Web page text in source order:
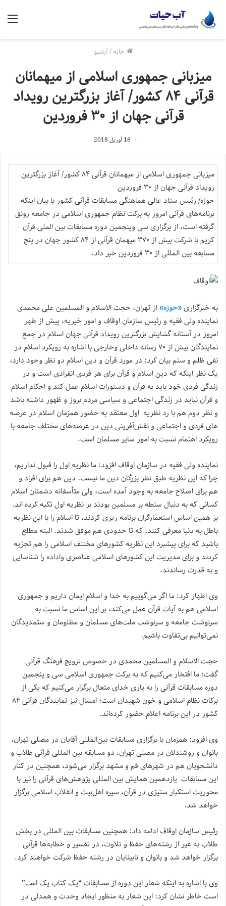
خانه/آرشیو
میزبانی جمهوری اسلامی از میهمانان
قرآنی ۸۴ کشور/ آغاز بزرگترین رویداد
قرآنی جهان از ۳۰ فروردین
18 آوریل 2018
میزبانی جمهوری اسلامی از میهمانان قرآنی ۸۴ کشور/ آغاز بزرگترین
رویداد قرآنی جهان از ۳۰ فروردین
حوزه/ رئیس ستاد عالی هماهنگی مسابقات قرآنی کشور با بیان اینکه
برنامه‌های قرآنی امروز به برکت نظام جمهوری اسلامی در جامعه رونق
گرفته است، از برگزاری سی وپنجمین دوره مسابقات بین الملی قرآن
کریم با شرکت بیش از ۳۷۰ میهمان قرآنی از ۸۴ کشور جهان در پنج
مسابقه بین المللی از ۳۰ فروردین خبر داد.
به خبرگزاری«حوزه» از تهران، حجت الاسلام‌ و المسلمین علی محمدی
نماینده ولی فقیه و رئیس سازمان اوقاف و امور خیریه، پیش از ظهر
امروز در آستانه گشایش بزرگترین رویداد قرآنی جهان اسلام در جمع
نمایندگان بیش از ۷۰ رسانه داخلی وخارجی با اشاره به رویکرد اسلام در
نفی ظلم و ستم بیان کرد: در مورد قرآن و دین اسلام دو نظر وجود دارد،
یک نظر اینکه که دین اسلام و قرآن برای هر فردی انفرادی است و در
زندگی فردی خود باید به قرآن و دستورات اسلام عمل کند و احکام اسلام
و قرآن نباید در زندگی اجتماعی و سیاسی مردم بروز و ظهور داشته باشد
و نظر دوم هم با رد نظریه اول معتقد به حضور همزمان اسلام در عرصه
های فردی و اجتماعی و نقش‌آفرینی دین در عرصه‌های مختلف جامعه با
رویکرد اهتمام نسبت به امور سایر مسلمان است.
نماینده ولی فقیه در سازمان اوقاف افزود: ما نظریه اول را قبول نداریم،
چرا که این نظریه طبق نظر بزرگان دین ما نیست. دین هم برای افراد و
هم برای اصلاح جامعه به وجود آمده است، ولی متأسفانه دشمنان اسلام
کسانی که به دنبال سلطه بر مسلمین بودند بر نظریه اول تکیه کرده اند.
بر همین اساس استعمارگران برنامه ریزی کردند، تا اسلام را با این نظریه
باطل به دنیا معرفی کنند، که تا حدودی هم موفق شدند‌. البته مطلع
باشید که برای پیشبرد این نظریه کشورهای مختلف اسلامی را هم تجزیه
کردند و برای مدیریت این کشورهای اسلامی عناصری وا‌داده را شناسایی
و به قدرت رساندند.
وی اظهار کرد: ما اگر می‌گوییم به خدا و اسلام ایمان داریم و جمهوری
اسلامی هم به آیات قرآن عمل می‌کند، بر این اساس ما نسبت به
سرنوشت جامعه و سرنوشت ملت‌های مسلمان و مظلومان و ستمدیدگان
نمی‌توانیم بی‌تفاوت باشیم.
حجت الاسلام و المسلمین محمدی در خصوص ترویج فرهنگ قرآنی
گفت: ما افتخار می‌کنیم که به برکت جمهوری اسلامی سی و پنجمین
دوره مسابقات قرآنی را به یاری خدای متعال برگزار می‌کنیم که یکی از
برکات نظام اسلامی و خون شهیدان است؛ امسال نیز نمایندگان قرآنی ۸۴
کشور در این برنامه اعلام حضور کرده‌اند.
وی افزود: همزمان با برگزاری مسابقات بین‌المللی آقایان در مصلی تهران،
بانوان و روشندلان در مصلی تهران، دو مسابقه بین المللی قرآنی طلاب و
دانشجویان هم در شهرهای قم و مشهد برگزار می‌شود، همچنین در کنار
این مسابقات یازدهمین همایش بین المللی پژوهش‌های قرآنی را نیز با
محوریت استکبار ستیزی در قرآن، سیره اهل‌بیت و انقلاب اسلامی برگزار
خواهد شد.
رئیس سازمان اوقاف ادامه داد: همچنین مسابقات بین المللی در بخش
طلاب به غیر از رشته‌های حفظ و تلاوت، در تفسیر و خطابه‌ها قرآنی
برگزار خواهد شد و بانوان و نابینایان در رشته حفظ شرکت خواهند کرد.
وی با اشاره به اینکه شعار این دوره از مسابقات “یک کتاب یک امت”
است خاطر نشان کرد: این شعار به منظور ایجاد وحدت و همدلی در